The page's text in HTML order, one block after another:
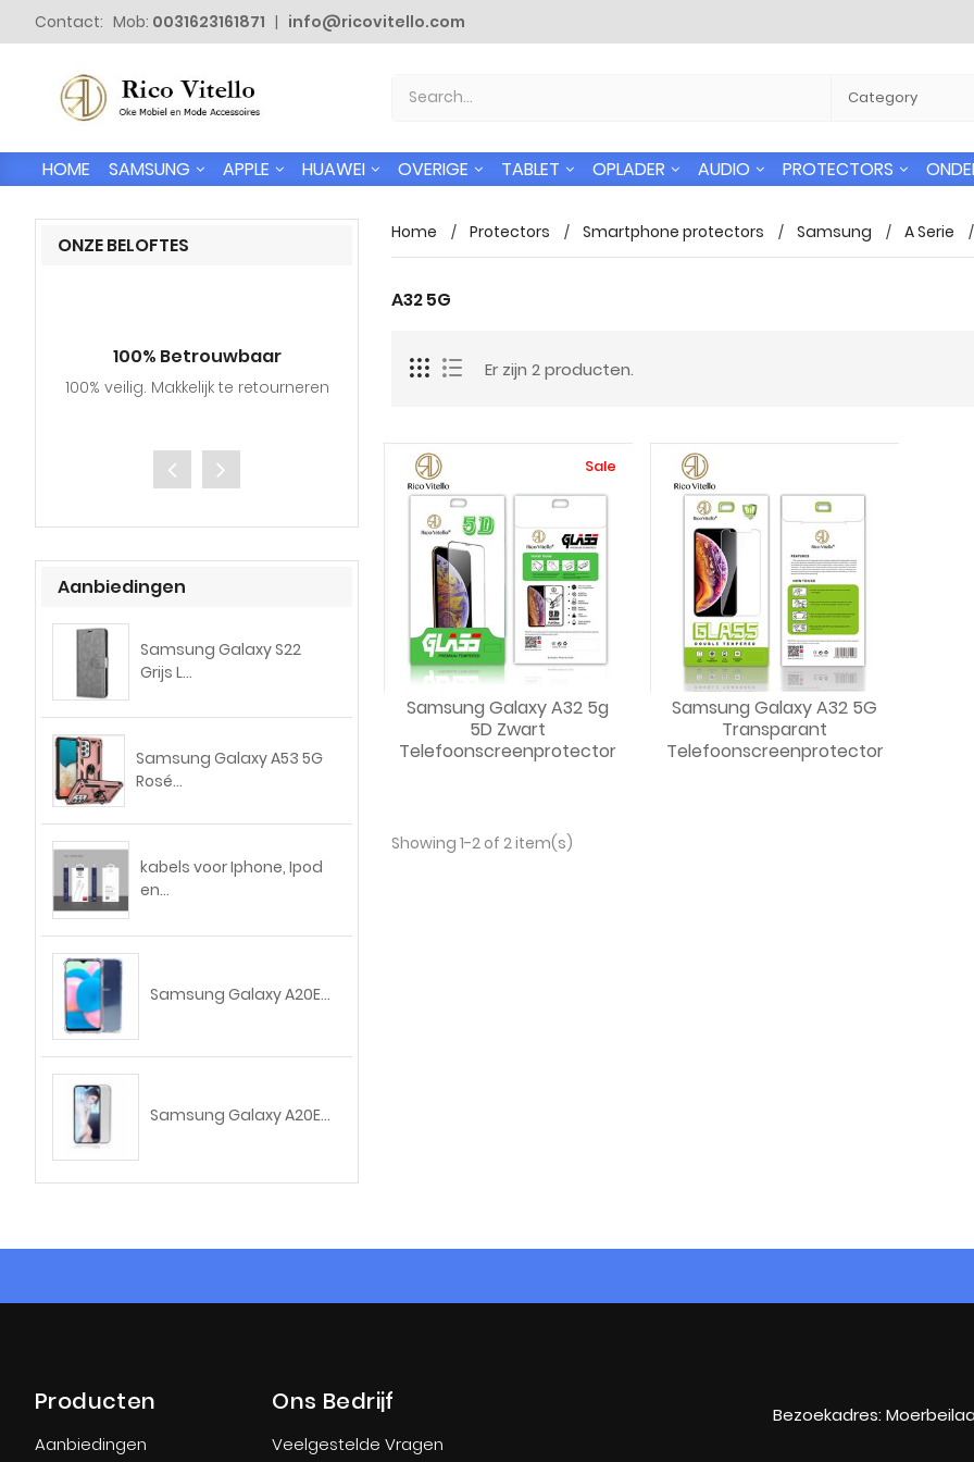
Contact: Mob: 0031623161871 | info@ricovitello.com
HOME SAMSUNG APPLE HUAWEI OVERIGE TABLET OPLADER AUDIO PROTECTORS
ONZE BELOFTES
100% Betrouwbaar
100% veilig. Makkelijk te retourneren
Gratis verzending
Aanbiedingen
Samsung Galaxy S22
Grijs L...
Samsung Galaxy A53 5G
Rosé...
kabels voor Iphone, Ipod
en...
Samsung Galaxy A20E...
Samsung Galaxy A20E...
Home Protectors Smartphone protectors Samsung A Serie
A32 5G
Er zijn 2 producten.
Sale
Samsung Galaxy A32 5g
5D Zwart
Telefoonscreenprotector
Samsung Galaxy A32 5G
Transparant
Telefoonscreenprotector
Showing 1-2 of 2 item(s)
Producten
Aanbiedingen
Ons Bedrijf
Veelgestelde Vragen
Bezoekadres: